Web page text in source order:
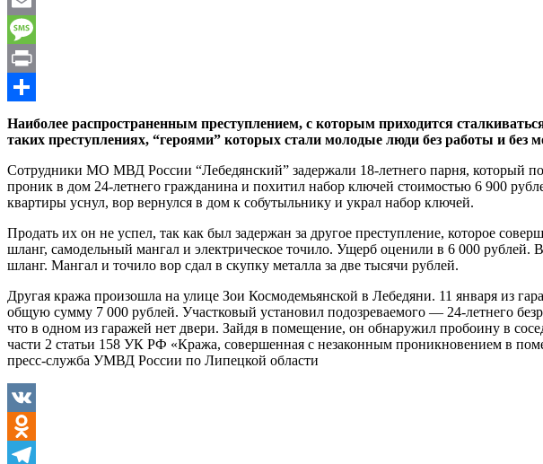
Email
Message
Print
Отправить
Наиболее распространенным преступлением, с которым приходится
таких преступлениях, “героями” которых стали молодые люди без работы и без
Сотрудники МО МВД России “Лебедянский” задержали 18-летнего парня, который
проник в дом 24-летнего гражданина и похитил набор ключей стоимостью 6 900
квартиры уснул, вор вернулся в дом к собутыльнику и украл набор ключей.
Продать их он не успел, так как был задержан за другое преступление, которое
шланг, самодельный мангал и электрическое точило. Ущерб оценили в 6 000 рублей.
шланг. Мангал и точило вор сдал в скупку металла за две тысячи рублей.
Другая кража произошла на улице Зои Космодемьянской в Лебедяни. 11 января из
общую сумму 7 000 рублей. Участковый установил подозреваемого — 24-летнего
что в одном из гаражей нет двери. Зайдя в помещение, он обнаружил пробоину в
части 2 статьи 158 УК РФ «Кража, совершенная с незаконным проникновением в
пресс-служба УМВД России по Липецкой области
VK
Odnoklassniki